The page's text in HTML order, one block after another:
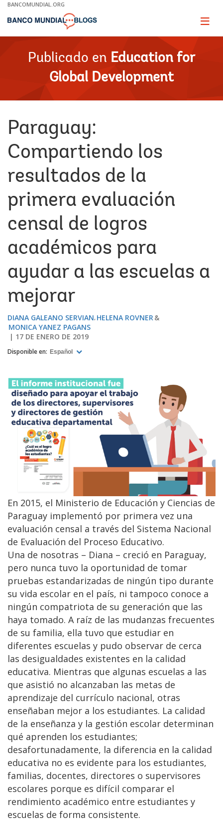
Skip
Main
BANCOMUNDIAL.ORG
Page
Publicado en Education for
Global Development
Paraguay:
Compartiendo los
resultados de la
primera evaluación
censal de logros
académicos para
ayudar a las escuelas a
mejorar
DIANA GALEANO SERVIAN HELENA ROVNER
MONICA YANEZ PAGANS
17 DE ENERO DE 2019
Disponible en: Español
En 2015, el Ministerio de Educación y Ciencias de
Paraguay implementó por primera vez una
evaluación censal a través del Sistema Nacional
de Evaluación del Proceso Educativo.
Una de nosotras – Diana – creció en Paraguay,
pero nunca tuvo la oportunidad de tomar
pruebas estandarizadas de ningún tipo durante
su vida escolar en el país, ni tampoco conoce a
ningún compatriota de su generación que las
haya tomado. A raíz de las mudanzas frecuentes
de su familia, ella tuvo que estudiar en
diferentes escuelas y pudo observar de cerca
las desigualdades existentes en la calidad
educativa. Mientras que algunas escuelas a las
que asistió no alcanzaban las metas de
aprendizaje del currículo nacional, otras
enseñaban mejor a los estudiantes. La calidad
de la enseñanza y la gestión escolar determinan
qué aprenden los estudiantes;
desafortunadamente, la diferencia en la calidad
educativa no es evidente para los estudiantes,
familias, docentes, directores o supervisores
escolares porque es difícil comparar el
rendimiento académico entre estudiantes y
escuelas de forma consistente.